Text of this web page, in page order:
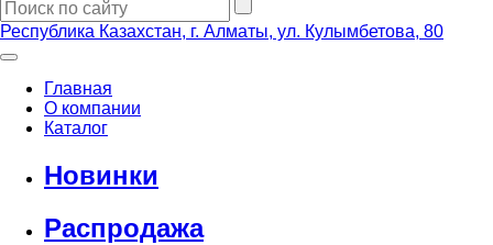
Республика Казахстан, г. Алматы, ул. Кулымбетова, 80
Главная
О компании
Каталог
Новинки
Распродажа